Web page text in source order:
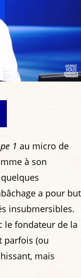
1 au micro de
à son
a pour but
insubmersibles.
le fondateur de la
parfois (ou
mais